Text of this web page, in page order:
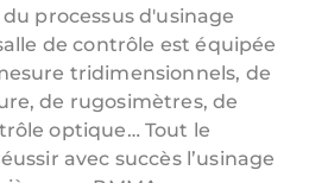
processus d'usinage
de contrôle est équipée
tridimensionnels, de
de rugosimètres, de
optique… Tout le
avec succès l’usinage